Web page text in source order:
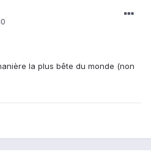
la plus bête du monde (non